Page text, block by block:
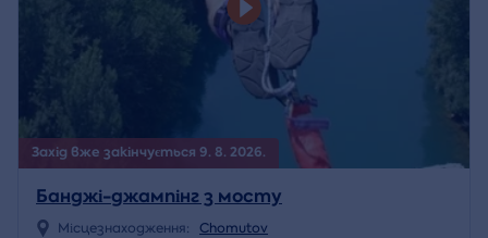
Захід вже закінчується 9. 8. 2026.
Банджі-джампінг з мосту
Місцезнаходження: Chomutov